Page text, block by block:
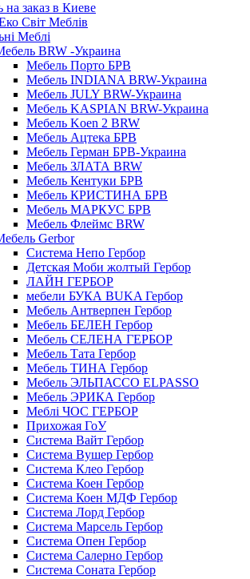
на заказ в Киеве
Світ Меблів
Меблі
BRW -Украина
Мебель Порто БРВ
Мебель INDIANA BRW-Украина
Мебель JULY BRW-Украина
Мебель KASPIAN BRW-Украина
Мебель Koen 2 BRW
Мебель Ацтека БРВ
Мебель Герман БРВ-Украина
Мебель ЗЛАТА BRW
Мебель Кентуки БРВ
Мебель КРИСТИНА БРВ
Мебель МАРКУС БРВ
Мебель Флеймс BRW
Gerbor
Cистема Непо Гербор
Детская Моби жолтый Гербор
ЛАЙН ГЕРБОР
мебели БУКА BUKA Гербор
Мебель Антверпен Гербор
Мебель БЕЛЕН Гербор
Мебель СЕЛЕНА ГЕРБОР
Мебель Тата Гербор
Мебель ТИНА Гербор
Мебель ЭЛЬПАССО ELPASSO
Мебель ЭРИКА Гербор
Меблі ЧОС ГЕРБОР
Прихожая ГоУ
Система Вайт Гербор
Система Вушер Гербор
Система Клео Гербор
Система Коен Гербор
Система Коен МДФ Гербор
Система Лорд Гербор
Система Марсель Гербор
Система Опен Гербор
Система Салерно Гербор
Система Соната Гербор